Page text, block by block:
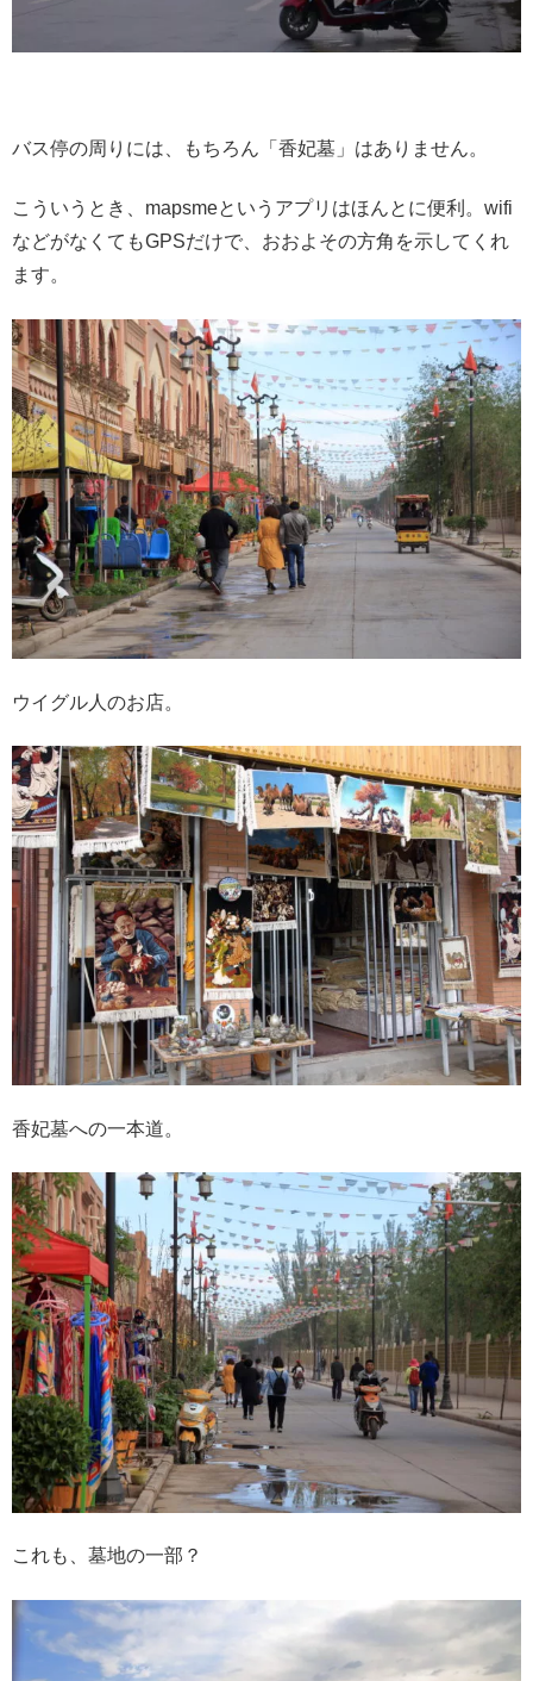
バス停の周りには、もちろん「香妃墓」はありません。
こういうとき、mapsmeというアプリはほんとに便利。wifi
などがなくてもGPSだけで、おおよその方角を示してくれ
ます。
ウイグル人のお店。
香妃墓への一本道。
これも、墓地の一部？